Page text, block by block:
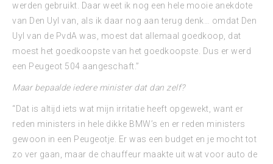
werden gebruikt. Daar weet ik nog een hele mooie anekdote
van Den Uyl van, als ik daar nog aan terug denk… omdat Den
Uyl van de PvdA was, moest dat allemaal goedkoop, dat
moest het goedkoopste van het goedkoopste. Dus er werd
een Peugeot 504 aangeschaft.”
Maar bepaalde iedere minister dat dan zelf?
“Dat is altijd iets wat mijn irritatie heeft opgewekt, want er
reden ministers in hele dikke BMW’s en er reden ministers
gewoon in een Peugeotje. Er was een budget en je mocht tot
zo ver gaan, maar de chauffeur maakte uit wat voor auto de